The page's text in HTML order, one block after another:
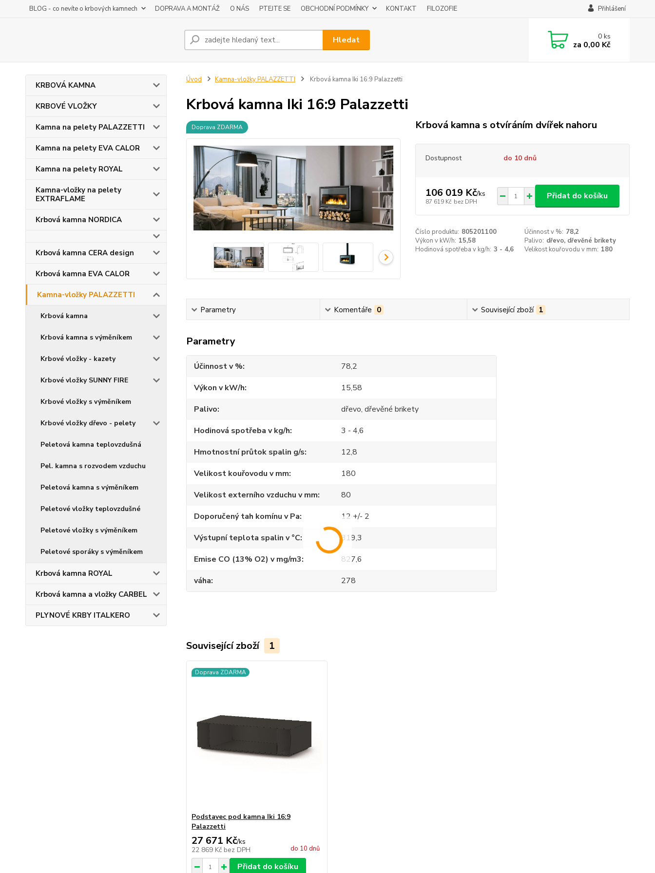
BLOG - co nevíte o krbových kamnech DOPRAVA A MONTÁŽ O NÁS PTEJTE SE OBCHODNÍ PODMÍNKY KONTAKT FILOZOFIE Přihlášení
Hledat 0ks
za 0,00 Kč
KRBOVÁ KAMNA
KRBOVÉ VLOŽKY
Kamna na pelety PALAZZETTI
Kamna na pelety EVA CALOR
Kamna na pelety ROYAL
Kamna-vložky na pelety
EXTRAFLAME
Krbová kamna NORDICA
Krbová kamna CERA design
Krbová kamna EVA CALOR
Kamna-vložky PALAZZETTI
Krbová kamna
Krbová kamna s výměníkem
Krbové vložky - kazety
Krbové vložky SUNNY FIRE
Krbové vložky s výměníkem
Krbové vložky dřevo - pelety
Peletová kamna teplovzdušná
Pel. kamna s rozvodem vzduchu
Peletová kamna s výměníkem
Peletové vložky teplovzdušné
Peletové vložky s výměníkem
Peletové sporáky s výměníkem
Krbová kamna ROYAL
Krbová kamna a vložky CARBEL
PLYNOVÉ KRBY ITALKERO
Úvod Kamna-vložky PALAZZETTI Krbová kamna Iki 16:9 Palazzetti
Krbová kamna Iki 16:9 Palazzetti
Doprava ZDARMA Krbová kamna s otvíráním dvířek nahoru
Dostupnost do 10 dnů
106 019 Kč/ks
87 619 Kč bez DPH
Přidat do košíku
Číslo produktu: 805201100 Účinnost v %: 78,2
Výkon v kW/h: 15,58 Palivo: dřevo, dřevěné brikety
Hodinová spotřeba v kg/h: 3 - 4,6 Velikost kouřovodu v mm: 180
Parametry Komentáře 0 Související zboží 1
Parametry
Účinnost v %
78,2
Výkon v kW/h
15,58
Palivo
dřevo, dřevěné brikety
Hodinová spotřeba v kg/h
3 - 4,6
Hmotnostní průtok spalin g/s
12,8
Velikost kouřovodu v mm
180
Velikost externího vzduchu v mm
80
Doporučený tah komínu v Pa
12 +/- 2
Výstupní teplota spalin v °C
319,3
Emise CO (13% O2) v mg/m3
827,6
váha
278
Související zboží 1
Doprava ZDARMA
Podstavec pod kamna Iki 16:9
Palazzetti
27 671 Kč/ks
22 869 Kč bez DPH do 10 dnů
Přidat do košíku